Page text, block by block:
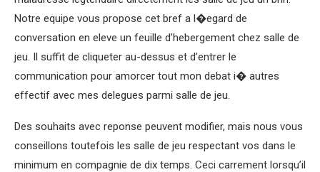
Notre equipe vous propose cet bref a l�egard de
conversation en eleve un feuille d’hebergement chez salle de
jeu. Il suffit de cliqueter au-dessus et d’entrer le
communication pour amorcer tout mon debat i� autres
effectif avec mes delegues parmi salle de jeu.
Des souhaits avec reponse peuvent modifier, mais nous vous
conseillons toutefois les salle de jeu respectant vos dans le
minimum en compagnie de dix temps. Ceci carrement lorsqu’il